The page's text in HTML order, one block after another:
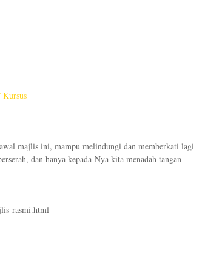
majlis ini, mampu melindungi dan memberkati lagi
dan hanya kepada-Nya kita menadah tangan
rasmi.html